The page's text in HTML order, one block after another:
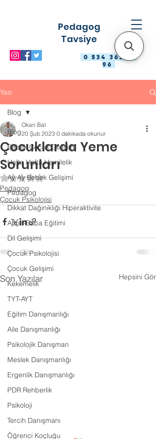
0 534 363 98
96
Pedagog
Tavsiye
Yazı
Blog
Bebek Çocuk Gelişimi
Hafta Hafta Hamilelik
Ay Ay Bebek Gelişimi
Pedagog
Dikkat Dağınıklığı Hiperaktivite
Anne-Baba Eğitimi
Dil Gelişimi
Çocuk Psikolojisi
Çocuk Gelişimi
Kekemelik
TYT-AYT
Eğitim Danışmanlığı
Aile Danışmanlığı
Psikolojik Danışman
Meslek Danışmanlığı
Ergenlik Danışmanlığı
PDR Rehberlik
Psikoloji
Tercih Danışmanı
Öğrenci Koçluğu
Blog
Çocuklarda Yeme
Sorunları
Okan Bal
20 Şub 2023 0 dakikada okunur
5 üzerinden NaN yıldız
Pedagog
Çocuk Psikolojisi
Son Yazılar Hepsini Gör